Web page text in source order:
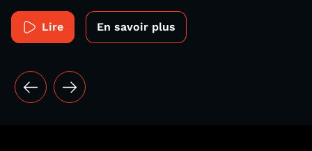
Lire En savoir plus